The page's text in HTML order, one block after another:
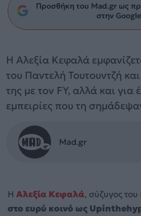
Προσθήκη του Mad.gr ως
στην Google
Η Αλεξία Κεφαλά
του Παντελή Τουτουντζή
της με τον FY, αλλά και για
εμπειρίες που τη
Mad.gr
Η Αλεξία Κεφαλά, σύζυγος του
στο ευρύ κοινό ως